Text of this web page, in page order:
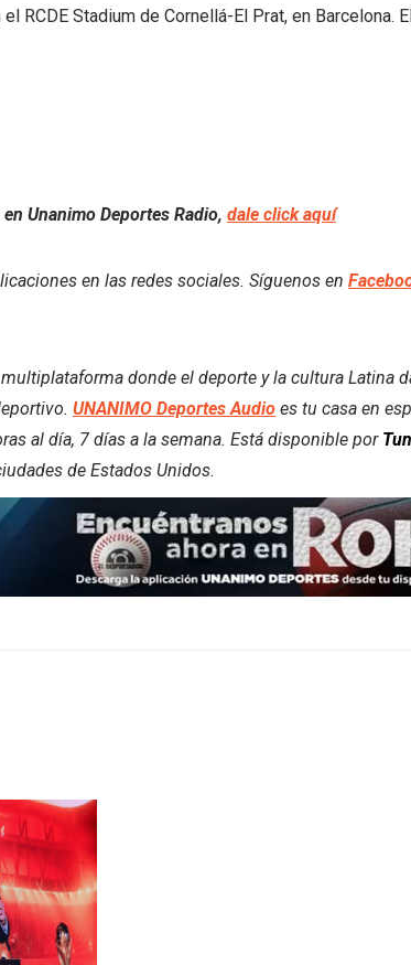
Unanimo Deportes Radio, dale click aquí
en las redes sociales. Síguenos en
donde el deporte y la cultura Latina
UNANIMO Deportes Audio es tu casa en
al día, 7 días a la semana. Está disponible por
de Estados Unidos.